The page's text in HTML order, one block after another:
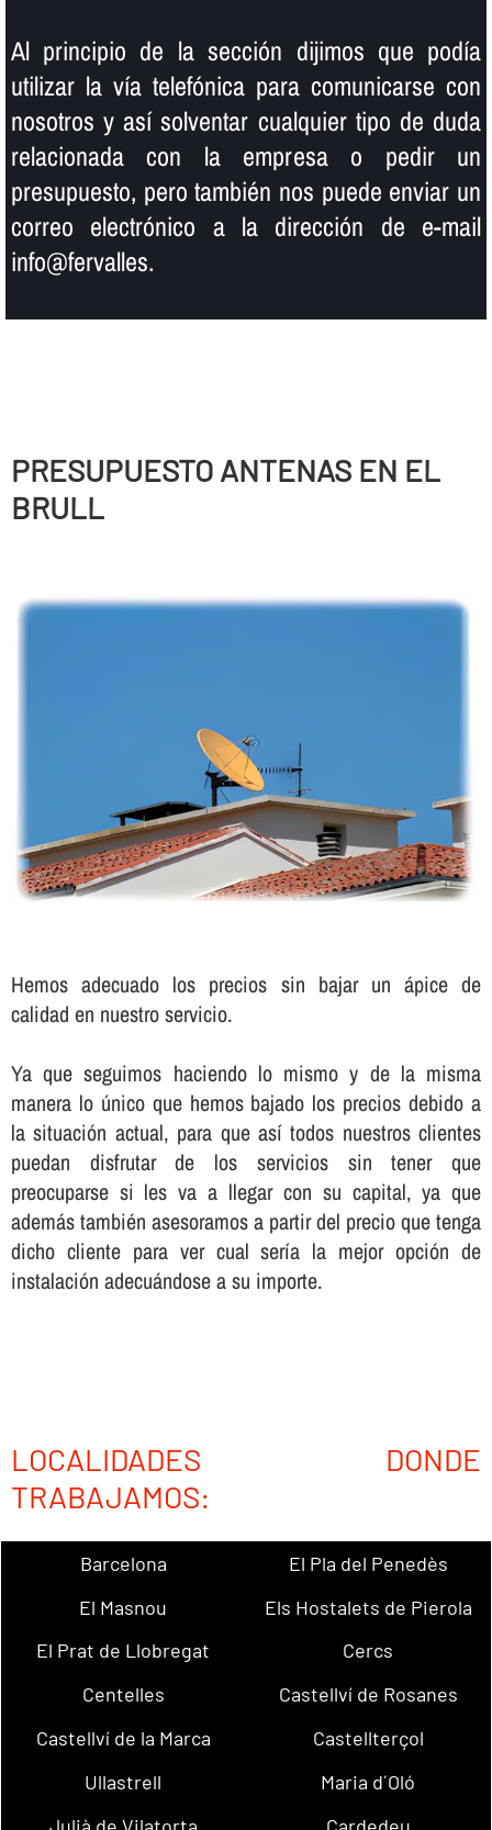
Al principio de la sección dijimos que podí­a
utilizar la ví­a telefónica para comunicarse con
nosotros y así­ solventar cualquier tipo de duda
relacionada con la empresa o pedir un
presupuesto, pero también nos puede enviar un
correo electrónico a la dirección de e-mail
info@fervalles.
PRESUPUESTO ANTENAS EN EL
BRULL
Hemos adecuado los precios sin bajar un ápice de
calidad en nuestro servicio.
Ya que seguimos haciendo lo mismo y de la misma
manera lo único que hemos bajado los precios debido a
la situación actual, para que así­ todos nuestros clientes
puedan disfrutar de los servicios sin tener que
preocuparse si les va a llegar con su capital, ya que
además también asesoramos a partir del precio que tenga
dicho cliente para ver cual serí­a la mejor opción de
instalación adecuándose a su importe.
LOCALIDADES DONDE
TRABAJAMOS:
Barcelona
El Pla del Penedès
El Masnou
Els Hostalets de Pierola
El Prat de Llobregat
Cercs
Centelles
Castellví de Rosanes
Castellví de la Marca
Castellterçol
Ullastrell
Maria d´Oló